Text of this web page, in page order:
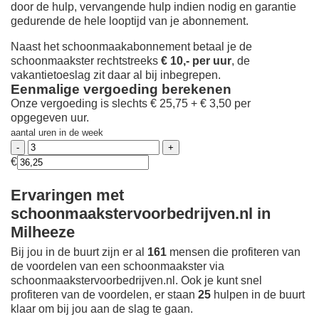
door de hulp, vervangende hulp indien nodig en garantie
gedurende de hele looptijd van je abonnement.
Naast het schoonmaakabonnement betaal je de
schoonmaakster rechtstreeks € 10,- per uur, de
vakantietoeslag zit daar al bij inbegrepen.
Eenmalige vergoeding berekenen
Onze vergoeding is slechts € 25,75 + € 3,50 per
opgegeven uur.
aantal uren in de week
€
Ervaringen met
schoonmaakstervoorbedrijven.nl in
Milheeze
Bij jou in de buurt zijn er al 161 mensen die profiteren van
de voordelen van een schoonmaakster via
schoonmaakstervoorbedrijven.nl. Ook je kunt snel
profiteren van de voordelen, er staan 25 hulpen in de buurt
klaar om bij jou aan de slag te gaan.